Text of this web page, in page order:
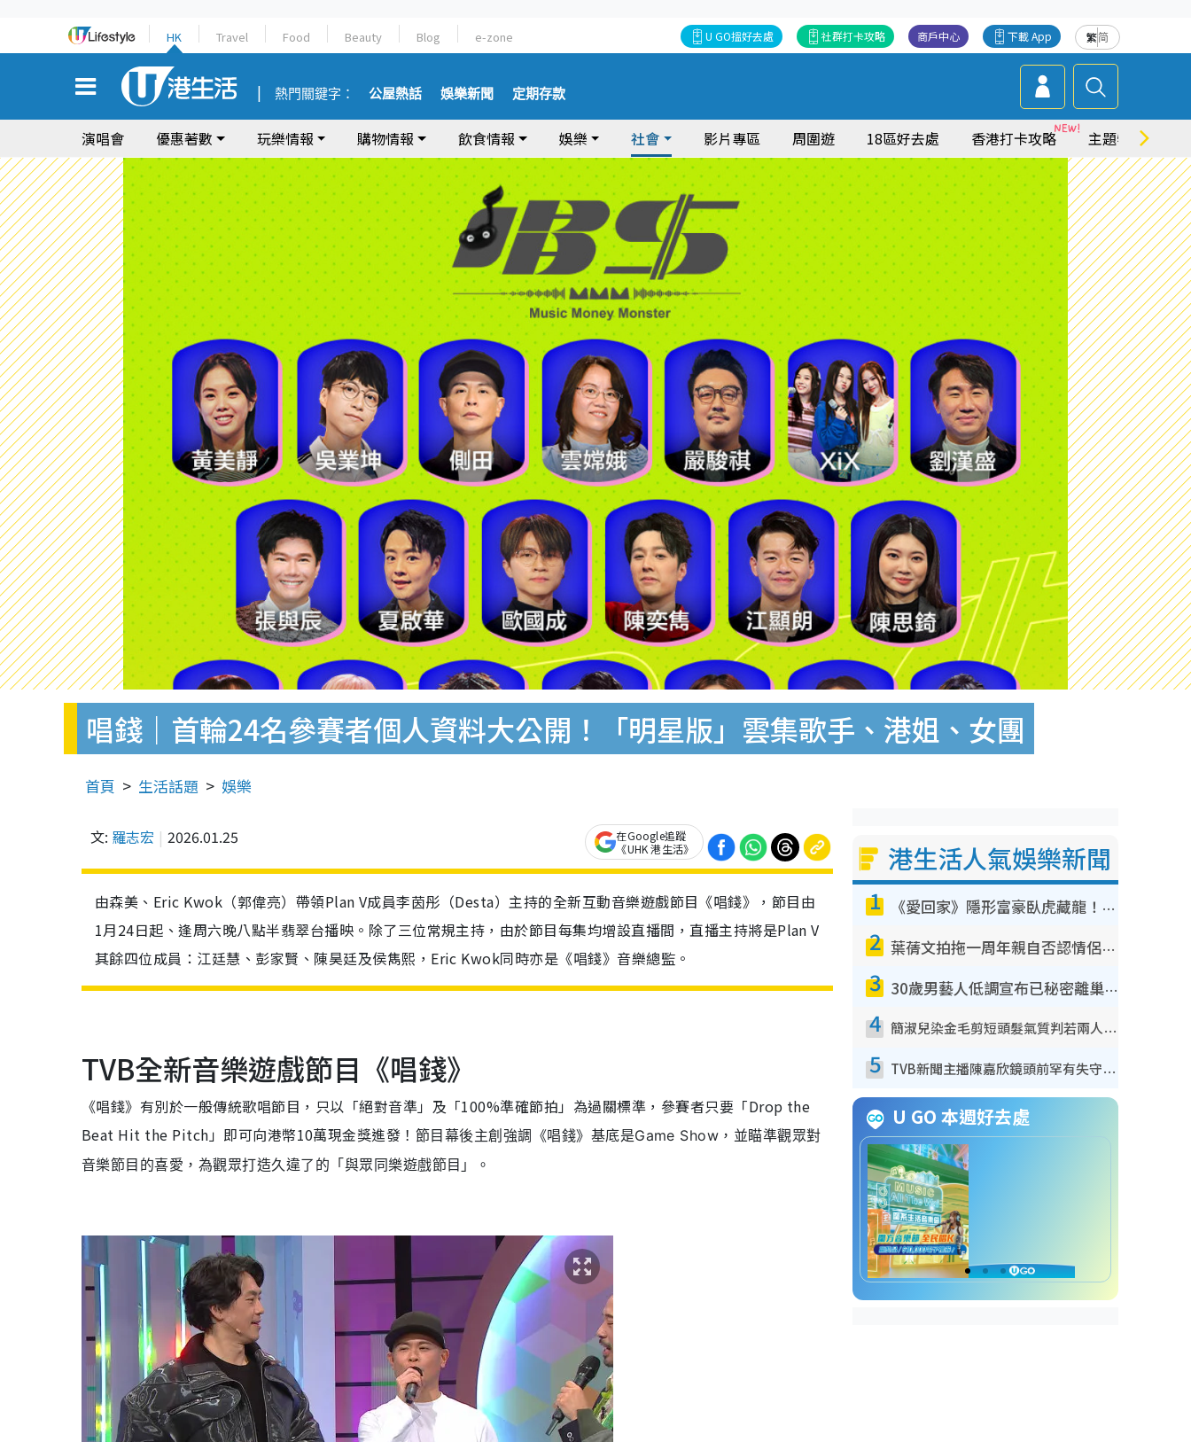
HK Travel Food Beauty Blog e-zone 繁简
下載 App
商戶中心
社群打卡攻略
U GO搵好去處
熱門關鍵字： 公屋熱話 娛樂新聞 定期存款
演唱會 優惠著數 玩樂情報 購物情報 飲食情報 娛樂 社會 影片專區 周圍遊 18區好去處 香港打卡攻略 主題特集
唱錢｜首輪24名參賽者個人資料大公開！「明星版」雲集歌手、港姐、女團
首頁 生活話題 娛樂
文: 羅志宏 2026.01.25
在Google追蹤
《UHK 港生活》
由森美、Eric Kwok（郭偉亮）帶領Plan V成員李茵彤（Desta）主持的全新互動音樂遊戲節目《唱錢》，節目由
1月24日起、逢周六晚八點半翡翠台播映。除了三位常規主持，由於節目每集均增設直播間，直播主持將是Plan V
其餘四位成員：江廷慧、彭家賢、陳昊廷及侯雋熙，Eric Kwok同時亦是《唱錢》音樂總監。
TVB全新音樂遊戲節目《唱錢》
《唱錢》有別於一般傳統歌唱節目，只以「絕對音準」及「100%準確節拍」為過關標準，參賽者只要「Drop the
Beat Hit the Pitch」即可向港幣10萬現金獎進發！ 節目幕後主創強調《唱錢》基底是Game Show，並瞄準觀眾對
音樂節目的喜愛，為觀眾打造久違了的「與眾同樂遊戲節目」。
港生活人氣娛樂新聞
1 《愛回家》隱形富豪臥虎藏龍！盤點12位財氣逼人的有錢藝人：呢位靚女3億身家唔憂做
2 葉蒨文拍拖一周年親自否認情侶關係？！被質疑感情造假竟稱GM「普通同事」
3 30歲男藝人低調宣布已秘密離巢！人氣急跌變失蹤人口︰「這幾年過得並不容易」
4 簡淑兒染金毛剪短頭髮氣質判若兩人！嚇壞老公麥大力都認唔出：「你做咩事？」
5 TVB新聞主播陳嘉欣鏡頭前罕有失守！遭林超英一句說話突襲嚇親當場大笑
U GO 本週好去處